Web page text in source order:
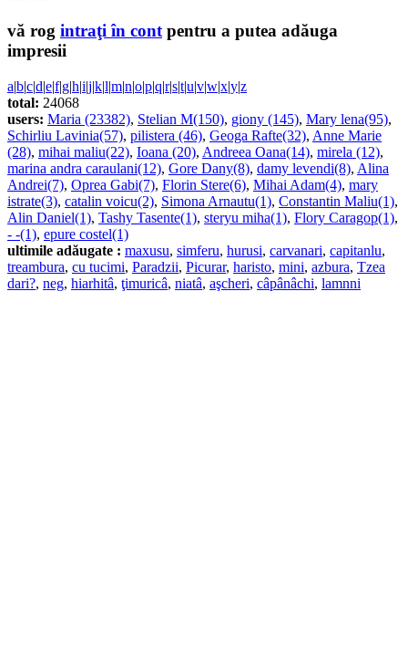
vă rog intraţi în contpentru a putea adăuga
impresii
a|b|c|d|e|f|g|h|i|j|k|l|m|n|o|p|q|r|s|t|u|v|w|x|y|z
total: 24068
users: Maria (23382), Stelian M(150), giony (145), Mary lena(95),
Schirliu Lavinia(57), pilistera (46), Geoga Rafte(32), Anne Marie
(28), mihai maliu(22), Ioana (20), Andreea Oana(14), mirela (12),
marina andra caraulani(12), Gore Dany(8), damy levendi(8), Alina
Andrei(7), Oprea Gabi(7), Florin Stere(6), Mihai Adam(4), mary
istrate(3), catalin voicu(2), Simona Arnautu(1), Constantin Maliu(1),
Alin Daniel(1), Tashy Tasente(1), steryu miha(1), Flory Caragop(1),
- -(1), epure costel(1)
ultimile adăugate : maxusu, simferu, hurusi, carvanari, capitanlu,
treambura, cu tucimi, Paradzii, Picurar, haristo, mini, azbura, Tzea
dari?, neg, hiarhitâ, ţimuricâ, niatâ, aşcheri, câpânâchi, lamnni